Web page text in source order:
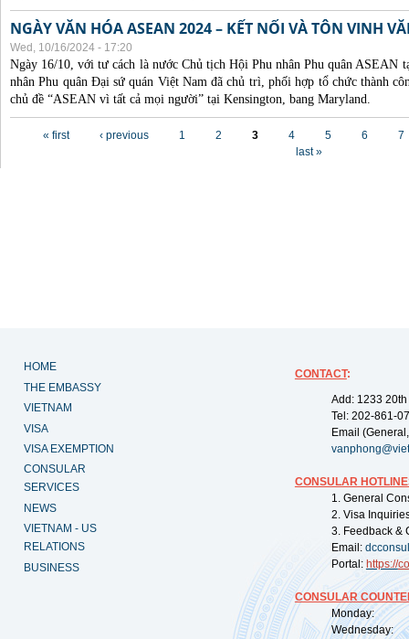
NGÀY VĂN HÓA ASEAN 2024 – KẾT NỐI VÀ TÔN VINH
Wed, 10/16/2024 - 17:20
Ngày 16/10, với tư cách là nước Chủ tịch Hội Phu nhân Phu quân ASEAN
nhân Phu quân Đại sứ quán Việt Nam đã chủ trì, phối hợp tổ chức thành
chủ đề “ASEAN vì tất cả mọi người” tại Kensington, bang Maryland.
« first ‹ previous 1 2 3 4 5 6
7
last »
HOME
THE EMBASSY
VIETNAM
VISA
VISA EXEMPTION
CONSULAR
SERVICES
NEWS
VIETNAM - US
RELATIONS
BUSINESS
CONTACT:
Add: 1233
Tel: 202-861-
Email
CONSULAR
1. General
2. Visa
3. Feedback &
Email:
Portal: https://
CONSULAR
Monday:
Wednesday: